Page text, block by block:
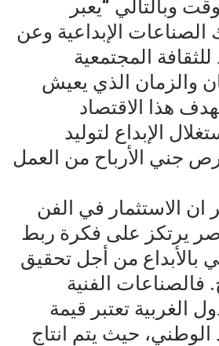
وبالتالي “يعبر
الصناعات الإبداعية وعن
المجتمعية
والزمان الذي يعيش
هذا الاقتصاد
الإبداع لتوليد
جني الأرباح من العمل
ان الاستثمار في الفن
يرتكز على فكرة ربط
بالأبداع من أجل تحقيق
فالصناعات الفنية
الغربية تعتبر قيمة
الوطني، حيث يتم انتاج